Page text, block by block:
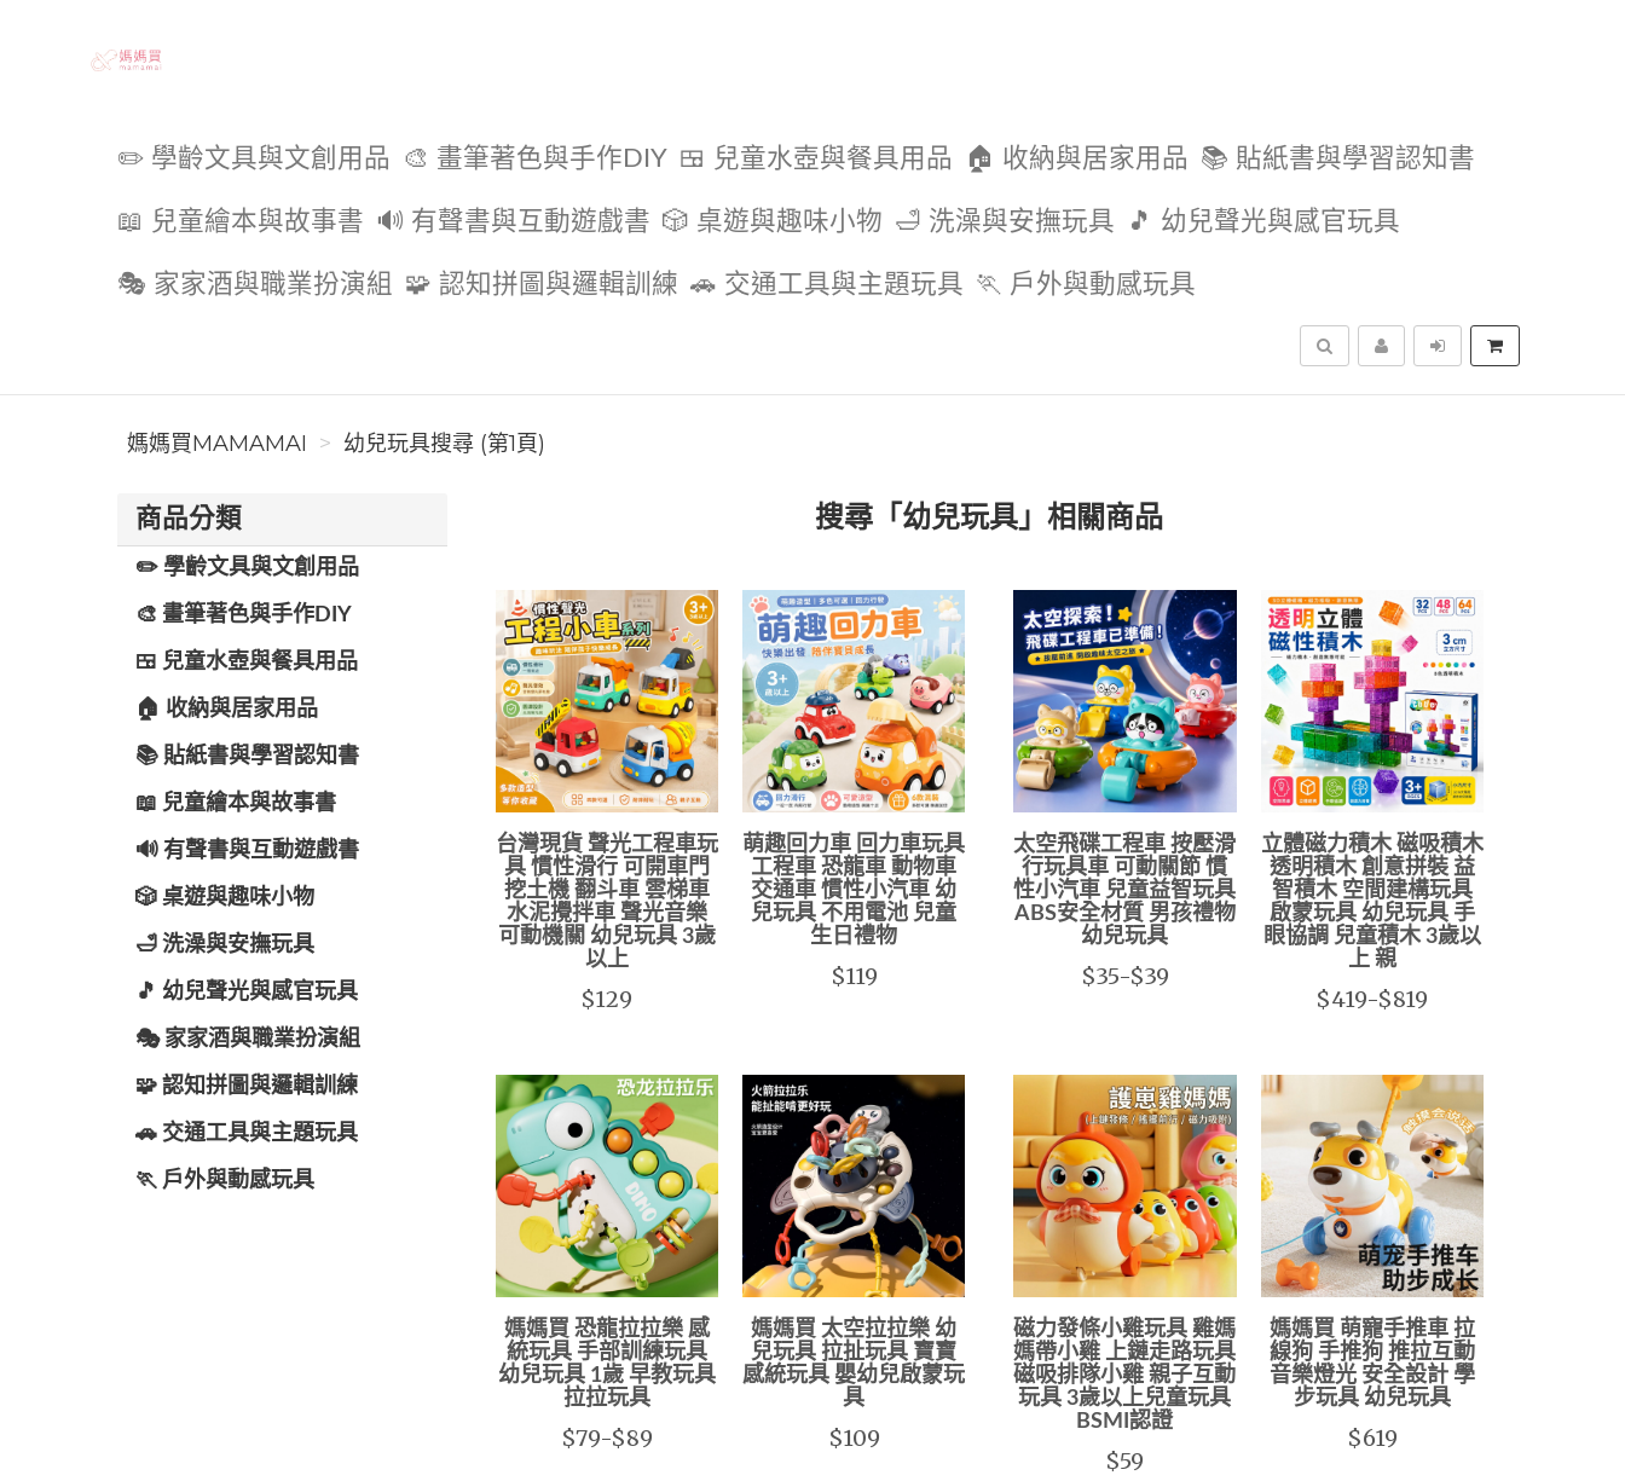
✏️ 學齡文具與文創用品 🎨 畫筆著色與手作DIY 🍱 兒童水壺與餐具用品 🏠 收納與居家用品 📚 貼紙書與學習認知書
📖 兒童繪本與故事書 🔊 有聲書與互動遊戲書 🎲 桌遊與趣味小物 🛁 洗澡與安撫玩具 🎵 幼兒聲光與感官玩具
🎭 家家酒與職業扮演組 🧩 認知拼圖與邏輯訓練 🚗 交通工具與主題玩具 🏃 戶外與動感玩具
搜尋
媽媽買MAMAMAI 幼兒玩具搜尋 (第1頁)
商品分類
✏️ 學齡文具與文創用品
🎨 畫筆著色與手作DIY
🍱 兒童水壺與餐具用品
🏠 收納與居家用品
📚 貼紙書與學習認知書
📖 兒童繪本與故事書
🔊 有聲書與互動遊戲書
🎲 桌遊與趣味小物
🛁 洗澡與安撫玩具
🎵 幼兒聲光與感官玩具
🎭 家家酒與職業扮演組
🧩 認知拼圖與邏輯訓練
🚗 交通工具與主題玩具
🏃 戶外與動感玩具
搜尋「幼兒玩具」相關商品
台灣現貨 聲光工程車玩
具 慣性滑行 可開車門
挖土機 翻斗車 雲梯車
水泥攪拌車 聲光音樂
可動機關 幼兒玩具 3歲
以上
$129
萌趣回力車 回力車玩具
工程車 恐龍車 動物車
交通車 慣性小汽車 幼
兒玩具 不用電池 兒童
生日禮物
$119
太空飛碟工程車 按壓滑
行玩具車 可動關節 慣
性小汽車 兒童益智玩具
ABS安全材質 男孩禮物
幼兒玩具
$35-$39
立體磁力積木 磁吸積木
透明積木 創意拼裝 益
智積木 空間建構玩具
啟蒙玩具 幼兒玩具 手
眼協調 兒童積木 3歲以
上 親
$419-$819
媽媽買 恐龍拉拉樂 感
統玩具 手部訓練玩具
幼兒玩具 1歲 早教玩具
拉拉玩具
$79-$89
媽媽買 太空拉拉樂 幼
兒玩具 拉扯玩具 寶寶
感統玩具 嬰幼兒啟蒙玩
具
$109
磁力發條小雞玩具 雞媽
媽帶小雞 上鏈走路玩具
磁吸排隊小雞 親子互動
玩具 3歲以上兒童玩具
BSMI認證
$59
媽媽買 萌寵手推車 拉
線狗 手推狗 推拉互動
音樂燈光 安全設計 學
步玩具 幼兒玩具
$619